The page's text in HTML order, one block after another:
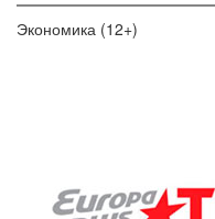
Экономика (12+)